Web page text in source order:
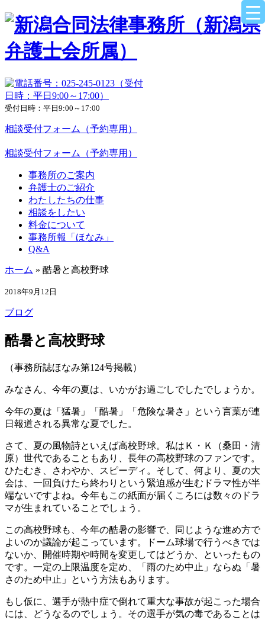
受付日時：平日9:00～17:00
相談受付フォーム（予約専用）
相談受付フォーム（予約専用）
事務所のご案内
弁護士のご紹介
わたしたちの仕事
相談をしたい
料金について
事務所報「ほなみ」
Q&A
ホーム » 酷暑と高校野球
2018年9月12日
ブログ
酷暑と高校野球
（事務所誌ほなみ第124号掲載）
みなさん、今年の夏は、いかがお過ごしでしたでしょうか。
今年の夏は「猛暑」「酷暑」「危険な暑さ」という言葉が連
日報道される異常な夏でした。
さて、夏の風物詩といえば高校野球。私はＫ・Ｋ（桑田・清
原）世代であることもあり、長年の高校野球のファンです。
ひたむき、さわやか、スピーディ。そして、何より、夏の大
会は、一回負けたら終わりという緊迫感が生むドラマ性が半
端ないですよね。今年もこの紙面が届くころには数々のドラ
マが生まれていることでしょう。
この高校野球も、今年の酷暑の影響で、同じような進め方で
よいのか議論が起こっています。ドーム球場で行うべきでは
ないか、開催時期や時間を変更してはどうか、といったもの
です。一定の上限温度を定め、「雨のため中止」ならぬ「暑
さのため中止」という方法もあります。
もし仮に、選手が熱中症で倒れて重大な事故が起こった場合
には、どうなるのでしょう。その選手が気の毒であることは